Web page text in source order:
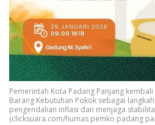
Pemerintah Kota Padang Panjang
Barang Kebutuhan Pokok sebagai
pengendalian inflasi dan menjaga
(clicksuara.com/humas pemko padang